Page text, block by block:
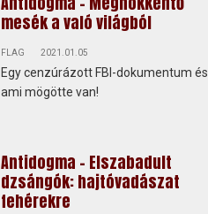
mesék a való világból
FLAG 2021.01.05
Egy cenzúrázott FBI-dokumentum és
ami mögötte van!
Antidogma - Elszabadult
dzsángók: hajtóvadászat
fehérekre